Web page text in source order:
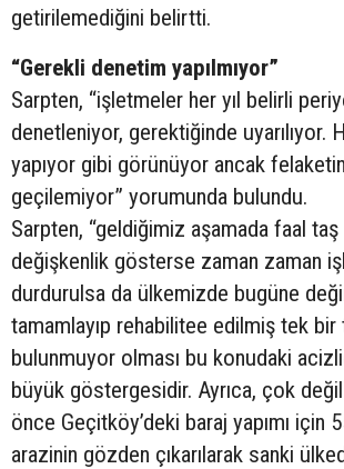
getirilemediğini belirtti.
“Gerekli denetim yapılmıyor”
Sarpten, “işletmeler her yıl belirli
denetleniyor, gerektiğinde uyarılıyor.
yapıyor gibi görünüyor ancak
geçilemiyor” yorumunda bulundu.
Sarpten, “geldiğimiz aşamada faal taş
değişkenlik gösterse zaman zaman
durdurulsa da ülkemizde bugüne
tamamlayıp rehabilitee edilmiş tek bir
bulunmuyor olması bu konudaki
büyük göstergesidir. Ayrıca, çok
önce Geçitköy’deki baraj yapımı için
arazinin gözden çıkarılarak sanki